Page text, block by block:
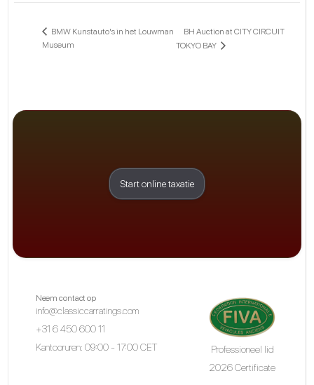
BMW Kunstauto's in het Louwman
Museum
BH Auction at CITY CIRCUIT
TOKYO BAY
Start online taxatie
Neem contact op
info@classiccarratings.com
+31 6 450 600 11
Kantooruren: 09:00 - 17:00 CET
Professioneel lid
2026 Certificate